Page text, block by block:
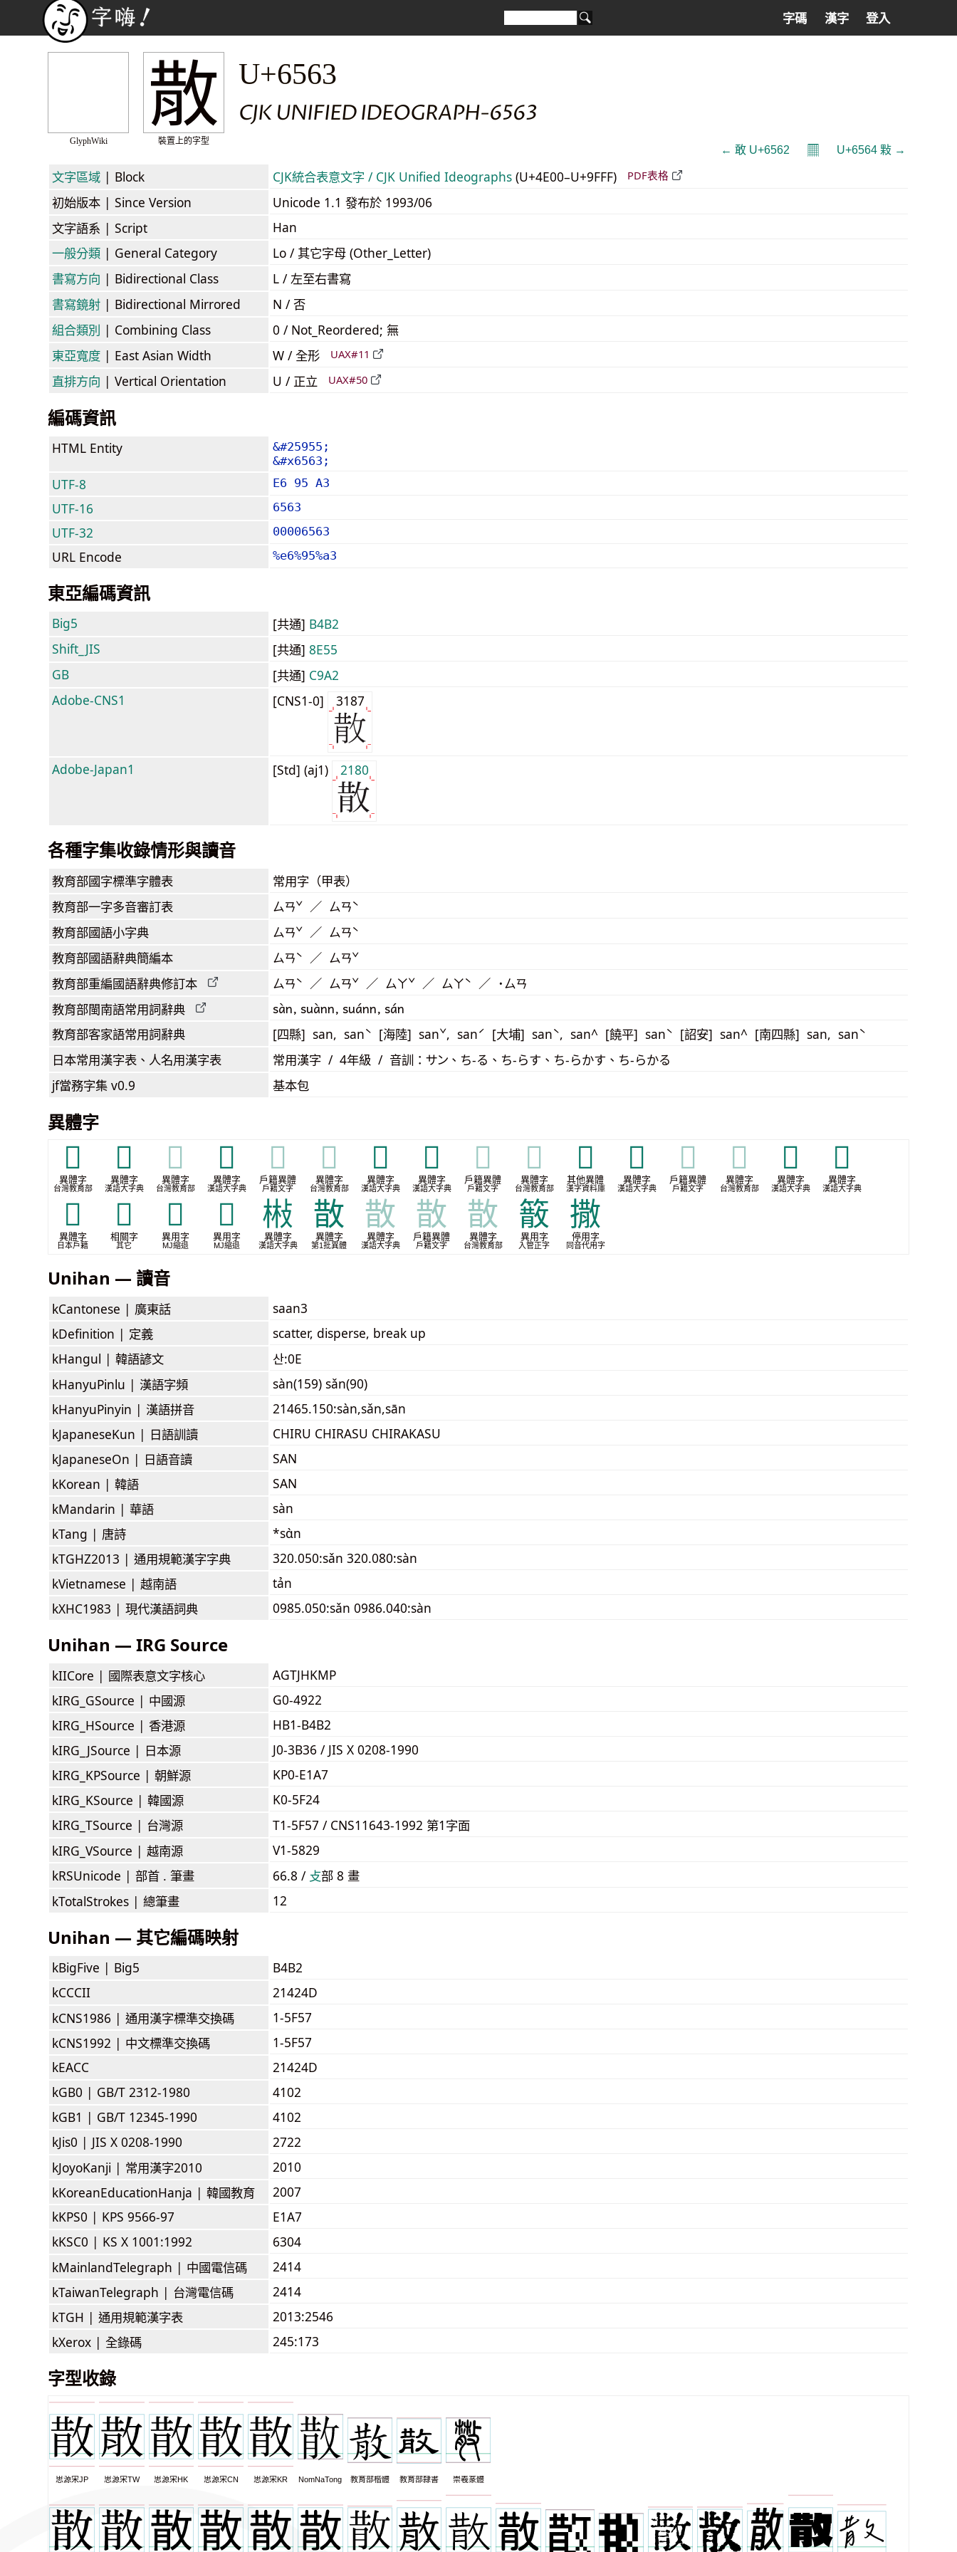
字碼 漢字 登入
GlyphWiki
散
裝置上的字型
U+6563
CJK UNIFIED IDEOGRAPH-6563
← 敢 U+6562 𝄜 U+6564 敤 →
文字區域 | Block CJK統合表意文字 / CJK Unified Ideographs (U+4E00–U+9FFF) PDF表格
初始版本 | Since Version
Unicode 1.1 發布於 1993/06
文字語系 | Script
Han
一般分類 | General Category
Lo / 其它字母 (Other_Letter)
書寫方向 | Bidirectional Class
L / 左至右書寫
書寫鏡射 | Bidirectional Mirrored
N / 否
組合類別 | Combining Class
0 / Not_Reordered; 無
東亞寬度 | East Asian Width W / 全形 UAX#11
直排方向 | Vertical Orientation U / 正立 UAX#50
編碼資訊
HTML Entity
&#25955;
&#x6563;
UTF-8 E6 95 A3
UTF-16 6563
UTF-32 00006563
URL Encode %e6%95%a3
東亞編碼資訊
Big5 [共通] B4B2
Shift_JIS
[共通] 8E55
GB
[共通] C9A2
Adobe-CNS1
[CNS1-0] 3187
Adobe-Japan1 [Std] (aj1) 2180
各種字集收錄情形與讀音
教育部國字標準字體表 常用字（甲表）
教育部一字多音審訂表 ㄙㄢˇ ／ ㄙㄢˋ
教育部國語小字典 ㄙㄢˇ ／ ㄙㄢˋ
教育部國語辭典簡編本 ㄙㄢˋ ／ ㄙㄢˇ
教育部重編國語辭典修訂本 ㄙㄢˋ ／ ㄙㄢˇ ／ ㄙㄚˇ ／ ㄙㄚˋ ／ ˙ㄙㄢ
教育部閩南語常用詞辭典 sàn, suànn, suánn, sán
教育部客家語常用詞辭典 [四縣] san, sanˋ [海陸] sanˇ, sanˊ [大埔] sanˋ, san^ [饒平] sanˋ [詔安] san^ [南四縣] san, sanˋ
日本常用漢字表 、人名用漢字表 常用漢字 / 4年級 / 音訓：サン、ち-る、ち-らす、ち-らかす、ち-らかる
jf當務字集 v0.9 基本包
異體字
𢻎
異體字
台灣教育部
𢻞
異體字
漢語大字典
𢻞
異體字
台灣教育部
𢻦
異體字
漢語大字典
𢻦
戶籍異體
戶籍文字
𢻦
異體字
台灣教育部
𢻾
異體字
漢語大字典
𢿨
異體字
漢語大字典
𢿨
戶籍異體
戶籍文字
𢿨
異體字
台灣教育部
𢿱
其他異體
漢字資料庫
𢿷
異體字
漢語大字典
𢿷
戶籍異體
戶籍文字
𢿷
異體字
台灣教育部
𢿺
異體字
漢語大字典
𣀙
異體字
漢語大字典
𣪚
異體字
日本戶籍
𦠐
相關字
其它
𭣚
異用字
MJ縮退
𭣹
異用字
MJ縮退
㪔
異體字
漢語大字典
㪚
異體字
第1批異體
㪚
異體字
漢語大字典
㪚
戶籍異體
戶籍文字
㪚
異體字
台灣教育部
䉈
異用字
入管正字
撒
停用字
同音代用字
Unihan — 讀音
kCantonese | 廣東話
saan3
kDefinition | 定義
scatter, disperse, break up
kHangul | 韓語諺文
산:0E
kHanyuPinlu | 漢語字頻
sàn(159) sǎn(90)
kHanyuPinyin | 漢語拼音
21465.150:sàn,sǎn,sān
kJapaneseKun | 日語訓讀
CHIRU CHIRASU CHIRAKASU
kJapaneseOn | 日語音讀
SAN
kKorean | 韓語
SAN
kMandarin | 華語
sàn
kTang | 唐詩
*sɑ̀n
kTGHZ2013 | 通用規範漢字字典
320.050:sǎn 320.080:sàn
kVietnamese | 越南語
tản
kXHC1983 | 現代漢語詞典 0985.050:sǎn 0986.040:sàn
Unihan — IRG Source
kIICore | 國際表意文字核心
AGTJHKMP
kIRG_GSource | 中國源
G0-4922
kIRG_HSource | 香港源
HB1-B4B2
kIRG_JSource | 日本源
J0-3B36 / JIS X 0208-1990
kIRG_KPSource | 朝鮮源
KP0-E1A7
kIRG_KSource | 韓國源
K0-5F24
kIRG_TSource | 台灣源
T1-5F57 / CNS11643-1992 第1字面
kIRG_VSource | 越南源
V1-5829
kRSUnicode | 部首 . 筆畫 66.8 / ⽁部 8 畫
kTotalStrokes | 總筆畫 12
Unihan — 其它編碼映射
kBigFive | Big5
B4B2
kCCCII
21424D
kCNS1986 | 通用漢字標準交換碼
1-5F57
kCNS1992 | 中文標準交換碼
1-5F57
kEACC
21424D
kGB0 | GB/T 2312-1980
4102
kGB1 | GB/T 12345-1990
4102
kJis0 | JIS X 0208-1990
2722
kJoyoKanji | 常用漢字2010
2010
kKoreanEducationHanja | 韓國教育
2007
kKPS0 | KPS 9566-97
E1A7
kKSC0 | KS X 1001:1992
6304
kMainlandTelegraph | 中國電信碼
2414
kTaiwanTelegraph | 台灣電信碼
2414
kTGH | 通用規範漢字表
2013:2546
kXerox | 全錄碼 245:173
字型收錄
思源宋JP 思源宋TW 思源宋HK 思源宋CN 思源宋KR NomNaTong 教育部楷體 教育部隸書 崇羲篆體